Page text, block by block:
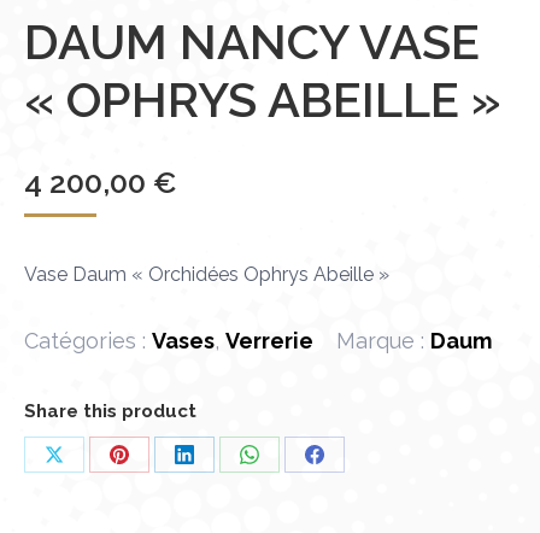
DAUM NANCY VASE
« OPHRYS ABEILLE »
4 200,00 €
Vase Daum « Orchidées Ophrys Abeille »
Catégories : Vases, Verrerie Marque : Daum
Share this product
PartagerPartagerPartagerPartagerPartager